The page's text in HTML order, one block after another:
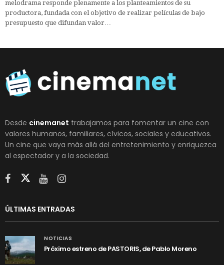
melodrama responde plenamente a los planteamientos de su
productora, fundada con el objetivo de realizar películas de bajo
presupuesto que difundan valor…
Desde cinemanet trabajamos para fomentar un cine con
valores humanos, familiares, cívicos, sociales y educativos.
Un cine que vaya más allá del entretenimiento y enriquezca
al espectador y a la sociedad.
ÚLTIMAS ENTRADAS
NOTICIAS
Próximo estreno de PASTORIS, de Pablo Moreno